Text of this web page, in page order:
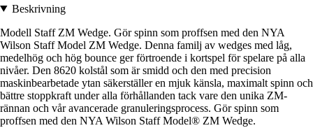
Beskrivning
Modell Staff ZM Wedge. Gör spinn som proffsen med den NYA
Wilson Staff Model ZM Wedge. Denna familj av wedges med låg,
medelhög och hög bounce ger förtroende i kortspel för spelare på alla
nivåer. Den 8620 kolstål som är smidd och den med precision
maskinbearbetade ytan säkerställer en mjuk känsla, maximalt spinn och
bättre stoppkraft under alla förhållanden tack vare den unika ZM-
rännan och vår avancerade granuleringsprocess. Gör spinn som
proffsen med den NYA Wilson Staff Model® ZM Wedge.